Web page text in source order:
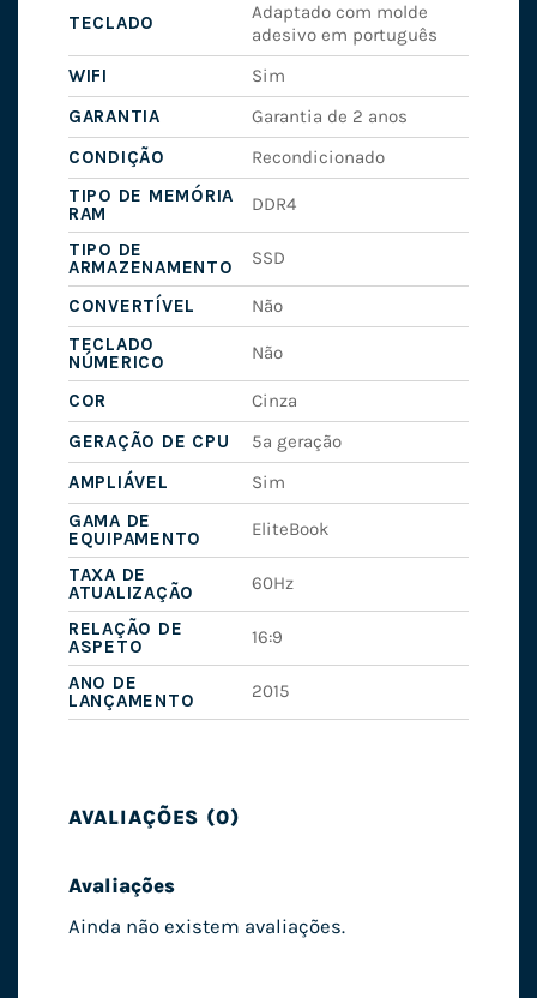
TECLADO
Adaptado com molde
adesivo em português
WIFI
Sim
GARANTIA
Garantia de 2 anos
CONDIÇÃO
Recondicionado
TIPO DE MEMÓRIA
RAM
DDR4
TIPO DE
ARMAZENAMENTO
SSD
CONVERTÍVEL
Não
TECLADO
NÚMERICO
Não
COR
Cinza
GERAÇÃO DE CPU
5ª geração
AMPLIÁVEL
Sim
GAMA DE
EQUIPAMENTO
EliteBook
TAXA DE
ATUALIZAÇÃO
60Hz
RELAÇÃO DE
ASPETO
16:9
ANO DE
LANÇAMENTO
2015
AVALIAÇÕES (0)
Avaliações
Ainda não existem avaliações.